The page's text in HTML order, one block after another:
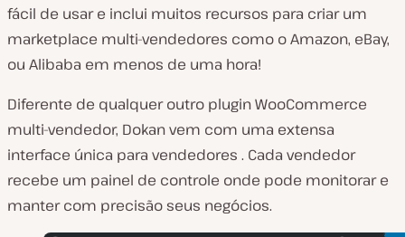
fácil de usar e inclui muitos recursos para criar um
marketplace multi-vendedores como o Amazon, eBay,
ou Alibaba em menos de uma hora!
Diferente de qualquer outro plugin WooCommerce
multi-vendedor, Dokan vem com uma extensa
interface única para vendedores . Cada vendedor
recebe um painel de controle onde pode monitorar e
manter com precisão seus negócios.